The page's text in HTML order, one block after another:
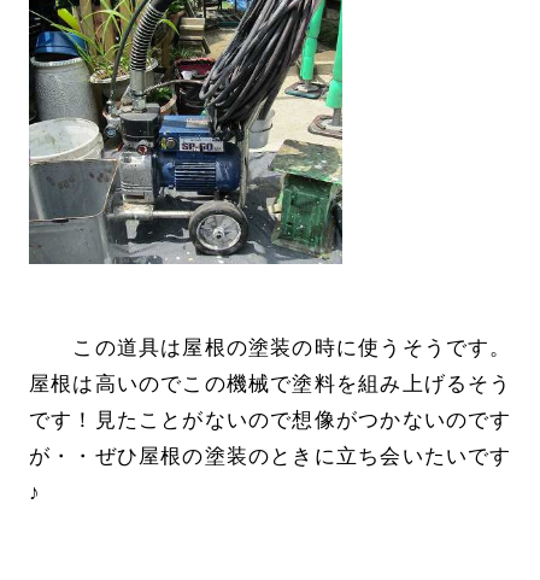
この道具は屋根の塗装の時に使うそうです。
屋根は高いのでこの機械で塗料を組み上げるそう
です！見たことがないので想像がつかないのです
が・・ぜひ屋根の塗装のときに立ち会いたいです
♪